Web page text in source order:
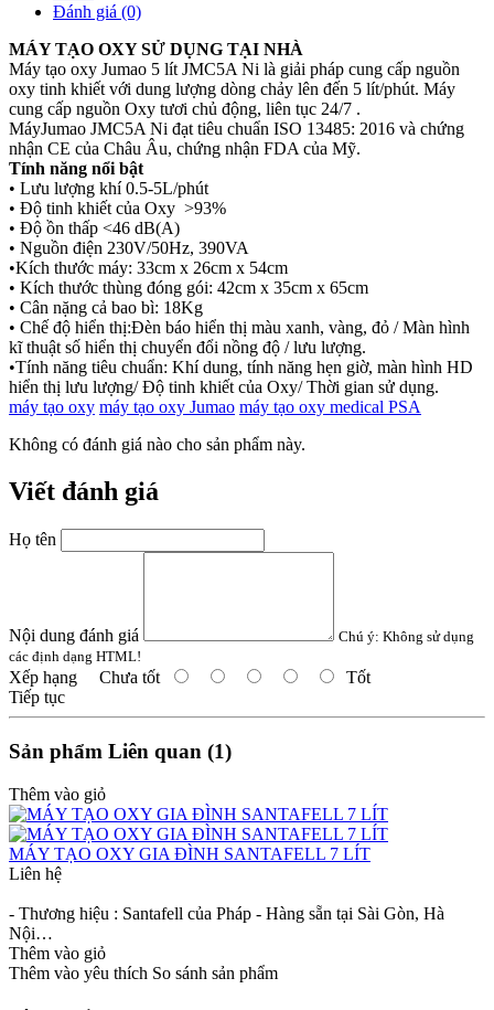
Đánh giá (0)
MÁY TẠO OXY SỬ DỤNG TẠI NHÀ
Máy tạo oxy Jumao 5 lít JMC5A Ni là giải pháp cung cấp nguồn
oxy tinh khiết với dung lượng dòng chảy lên đến 5 lít/phút. Máy
cung cấp nguồn Oxy tươi chủ động, liên tục 24/7 .
MáyJumao JMC5A Ni đạt tiêu chuẩn ISO 13485: 2016 và chứng
nhận CE của Châu Âu, chứng nhận FDA của Mỹ.
Tính năng nổi bật
• Lưu lượng khí 0.5-5L/phút
• Độ tinh khiết của Oxy >93%
• Độ ồn thấp <46 dB(A)
• Nguồn điện 230V/50Hz, 390VA
•Kích thước máy: 33cm x 26cm x 54cm
• Kích thước thùng đóng gói: 42cm x 35cm x 65cm
• Cân nặng cả bao bì: 18Kg
• Chế độ hiển thị:Đèn báo hiển thị màu xanh, vàng, đỏ / Màn hình
kĩ thuật số hiển thị chuyển đổi nồng độ / lưu lượng.
•Tính năng tiêu chuẩn: Khí dung, tính năng hẹn giờ, màn hình HD
hiển thị lưu lượng/ Độ tinh khiết của Oxy/ Thời gian sử dụng.
máy tạo oxy máy tạo oxy Jumao máy tạo oxy medical PSA
Không có đánh giá nào cho sản phẩm này.
Viết đánh giá
Họ tên
Nội dung đánh giá Chú ý: Không sử dụng
các định dạng HTML!
Xếp hạng Chưa tốt
Tốt
Tiếp tục
Sản phẩm Liên quan (1)
Thêm vào giỏ
MÁY TẠO OXY GIA ĐÌNH SANTAFELL 7 LÍT
Liên hệ
- Thương hiệu : Santafell của Pháp - Hàng sẵn tại Sài Gòn, Hà
Nội…
Thêm vào giỏ
Thêm vào yêu thích So sánh sản phẩm